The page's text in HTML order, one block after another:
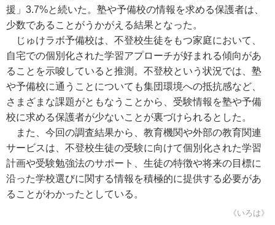
援」3.7%と続いた。塾や予備校の情報を求める保護者は、
少数であることがうかがえる結果となった。
じゅけラボ予備校は、不登校生徒をもつ家庭において、
自宅での個別化された学習アプローチが好まれる傾向があ
ることを示唆していると推測。不登校という状況では、塾
や予備校に通うことについても集団環境への抵抗感など、
さまざまな課題がともなうことから、受験情報を塾や予備
校に求める保護者が少ないことが裏づけられるとした。
また、今回の調査結果から、教育機関や外部の教育関連
サービスは、不登校生徒の受験に向けて個別化された学習
計画や受験勉強法のサポート、生徒の特徴や将来の目標に
沿った学校選びに関する情報を積極的に提供する必要があ
ることがわかったとしている。
《いろは》